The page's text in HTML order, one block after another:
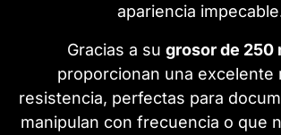
apariencia
Gracias a su grosor de 250
proporcionan una excelente
resistencia, perfectas para
manipulan con frecuencia o que